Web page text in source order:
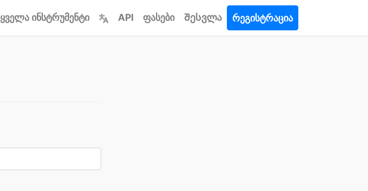
ყველა ინსტრუმენტი API ფასები Შესვლა რეგისტრაცია